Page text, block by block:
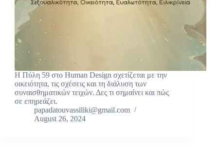
Η Πύλη 59 στο Human Design σχετίζεται με την
οικειότητα, τις σχέσεις και τη διάλυση των
συναισθηματικών τειχών. Δες τι σημαίνει και πώς
σε επηρεάζει.
papadatouvassiliki@gmail.com
August 26, 2024